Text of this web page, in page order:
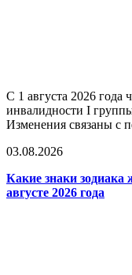
С 1 августа 2026 года
инвалидности I
Изменения связаны с
03.08.2026
Какие знаки
августе 2026 года